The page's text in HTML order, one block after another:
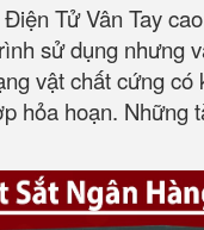
Tử Vân Tay
sử dụng nhưng
vật chất cứng
hỏa hoạn. Những